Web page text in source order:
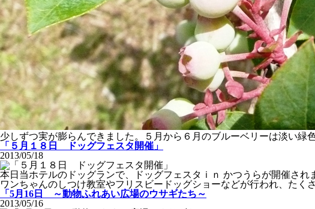
少しずつ実が膨らんできました。５月から６月のブルーベリーは淡い緑色
「５月１８日 ドッグフェスタ開催」
2013/05/18
本日当ホテルのドッグランで、ドッグフェスタｉｎ かつうらが開催され
ワンちゃんのしつけ教室やフリスビードッグショーなどが行われ、たく
「5月16日 ～動物ふれあい広場のウサギたち～
2013/05/16